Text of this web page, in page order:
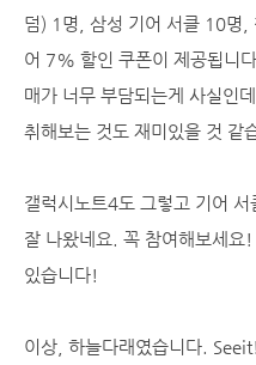
덤) 1명, 삼성 기어 서클 10명,
어 7% 할인 쿠폰이 제공됩니
매가 너무 부담되는게 사실인
취해보는 것도 재미있을 것 같
갤럭시노트4도 그렇고 기어
잘 나왔네요. 꼭 참여해보세요
있습니다!
이상, 하늘다래였습니다. Seeit!